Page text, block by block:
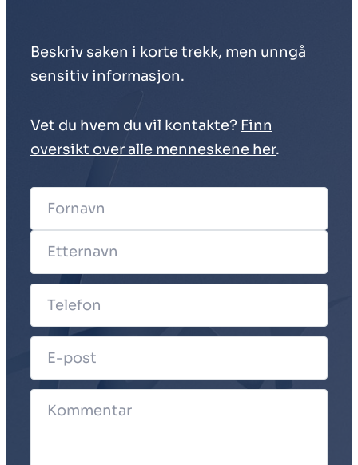
Beskriv saken i korte trekk, men unngå
sensitiv informasjon.
Vet du hvem du vil kontakte? Finn
oversikt over alle menneskene her.